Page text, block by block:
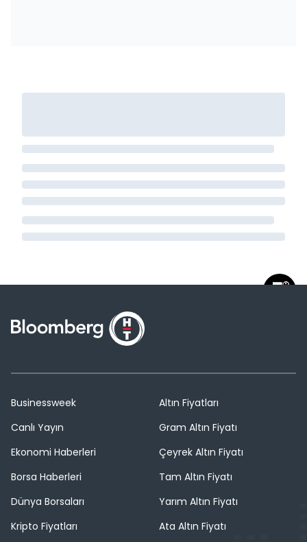
Businessweek
Canlı Yayın
Ekonomi Haberleri
Borsa Haberleri
Dünya Borsaları
Kripto Fiyatları
Altın Fiyatları
Gram Altın Fiyatı
Çeyrek Altın Fiyatı
Tam Altın Fiyatı
Yarım Altın Fiyatı
Ata Altın Fiyatı